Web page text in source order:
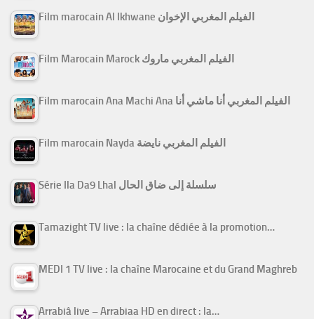
Film marocain Al Ikhwane الفيلم المغربي الإخوان
Film Marocain Marock الفيلم المغربي ماروك
Film marocain Ana Machi Ana الفيلم المغربي أنا ماشي أنا
Film marocain Nayda الفيلم المغربي نايضة
Série Ila Da9 Lhal سلسلة إلى ضاق الحال
Tamazight TV live : la chaîne dédiée à la promotion…
MEDI 1 TV live : la chaîne Marocaine et du Grand Maghreb
Arrabiâ live – Arrabiaa HD en direct : la…